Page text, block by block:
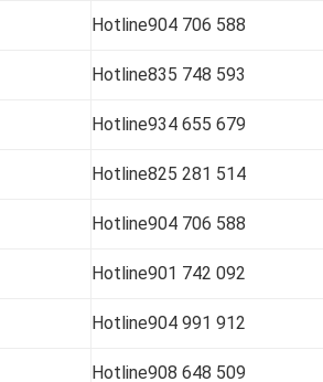
Hotline904 706 588
Hotline835 748 593
Hotline934 655 679
Hotline825 281 514
Hotline904 706 588
Hotline901 742 092
Hotline904 991 912
Hotline908 648 509